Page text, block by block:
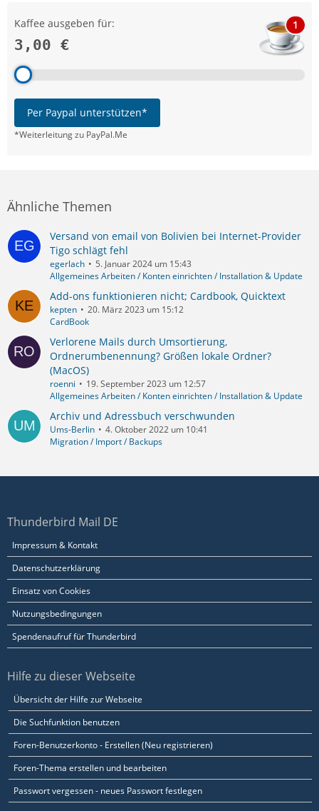
Kaffee ausgeben für:
3,00 €
1
Per Paypal unterstützen*
*Weiterleitung zu PayPal.Me
Ähnliche Themen
Versand von email von Bolivien bei Internet-Provider
Tigo schlägt fehl
egerlach
5. Januar 2024 um 15:43
Allgemeines Arbeiten / Konten einrichten / Installation & Update
Add-ons funktionieren nicht; Cardbook, Quicktext
kepten
20. März 2023 um 15:12
CardBook
Verlorene Mails durch Umsortierung,
Ordnerumbenennung? Größen lokale Ordner?
(MacOS)
roenni
19. September 2023 um 12:57
Allgemeines Arbeiten / Konten einrichten / Installation & Update
Archiv und Adressbuch verschwunden
Ums-Berlin
4. Oktober 2022 um 10:41
Migration / Import / Backups
Thunderbird Mail DE
Impressum & Kontakt
Datenschutzerklärung
Einsatz von Cookies
Nutzungsbedingungen
Spendenaufruf für Thunderbird
Hilfe zu dieser Webseite
Übersicht der Hilfe zur Webseite
Die Suchfunktion benutzen
Foren-Benutzerkonto - Erstellen (Neu registrieren)
Foren-Thema erstellen und bearbeiten
Passwort vergessen - neues Passwort festlegen